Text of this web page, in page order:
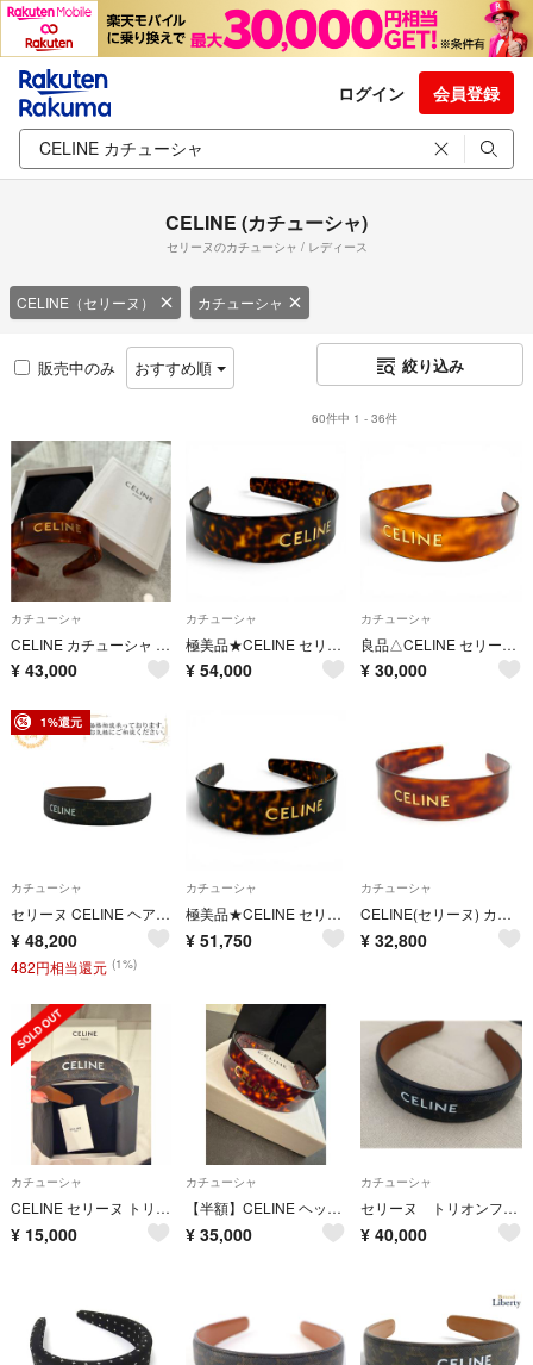
ログイン 会員登録
CELINE (カチューシャ)
セリーヌのカチューシャ / レディース
CELINE（セリーヌ） カチューシャ
販売中のみ おすすめ順 絞り込み
60件中 1 - 36件
カチューシャ
CELINE カチューシャ べっ甲柄
¥ 43,000
カチューシャ
極美品★CELINE セリーヌ 46Y376CEA ヘッドバンド アセテート＆スチール ロゴデザイン べっ甲柄 カチューシャ ブラウン イタリア製 箱付
¥ 54,000
カチューシャ
良品△CELINE セリーヌ 46Y376CEA ハバナブロンド ドレ ロゴ カチューシャ ヘアアクセサリー ヘッドバンド クリアブラウン 伊製 保存袋付
¥ 30,000
1%還元
カチューシャ
セリーヌ CELINE ヘアアクセサリー トリオンフ ロゴ カチューシャ ブラック
¥ 48,200
482円相当還元 (1%)
カチューシャ
極美品★CELINE セリーヌ 46Y376CEA.19AG 現行品 ロゴデザイン べっ甲柄 ヘアアクセサリー ヘッドバンド カチューシャ ブラウン 箱付き
¥ 51,750
カチューシャ
CELINE(セリーヌ) カチューシャ ヘッドバンド 46Y376CEA.19LG ブラウン（ハバナブロンド / ドレ）
¥ 32,800
カチューシャ
CELINE セリーヌ トリオンフ カチューシャ ヘアバンド ブラウン ロゴ
¥ 15,000
カチューシャ
【半額】CELINE ヘッドバンド カチューシャ 定価7万円 べっ甲柄
¥ 35,000
カチューシャ
セリーヌ トリオンフ カチューシャ
¥ 40,000